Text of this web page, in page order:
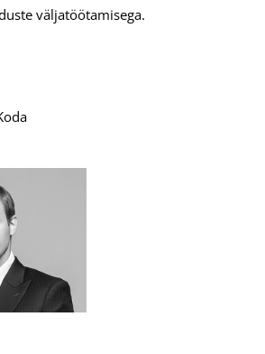
väljatöötamisega.